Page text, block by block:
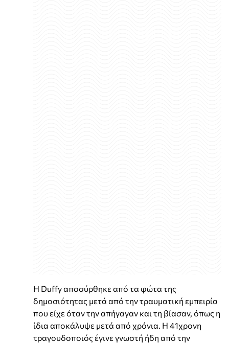
Η Duffy αποσύρθηκε από τα φώτα της
δημοσιότητας μετά από την τραυματική εμπειρία
που είχε όταν την απήγαγαν και τη βίασαν, όπως η
ίδια αποκάλυψε μετά από χρόνια. Η 41χρονη
τραγουδοποιός έγινε γνωστή ήδη από την